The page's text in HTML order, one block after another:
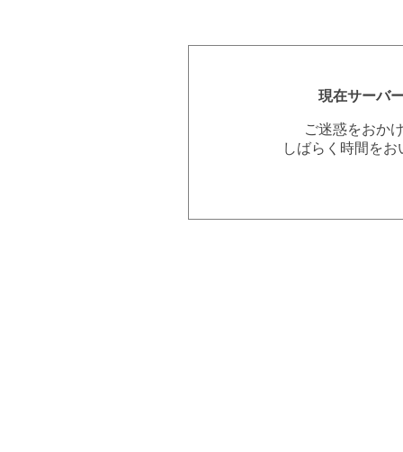
現在サーバ
ご迷惑をおか
しばらく時間を